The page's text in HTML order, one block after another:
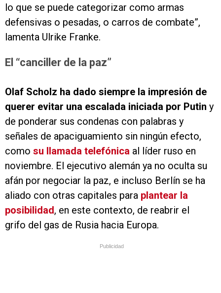
lo que se puede categorizar como armas
defensivas o pesadas, o carros de combate”,
lamenta Ulrike Franke.
El “canciller de la paz”
Olaf Scholz ha dado siempre la impresión de
querer evitar una escalada iniciada por Putin y
de ponderar sus condenas con palabras y
señales de apaciguamiento sin ningún efecto,
como su llamada telefónica al líder ruso en
noviembre. El ejecutivo alemán ya no oculta su
afán por negociar la paz, e incluso Berlín se ha
aliado con otras capitales para plantear la
posibilidad, en este contexto, de reabrir el
grifo del gas de Rusia hacia Europa.
Publicidad